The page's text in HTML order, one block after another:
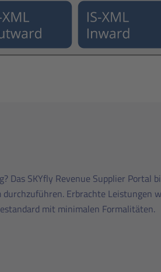
Das SKYfly Revenue Supplier Portal
Erbrachte Leistungen
mit minimalen Formalitäten.